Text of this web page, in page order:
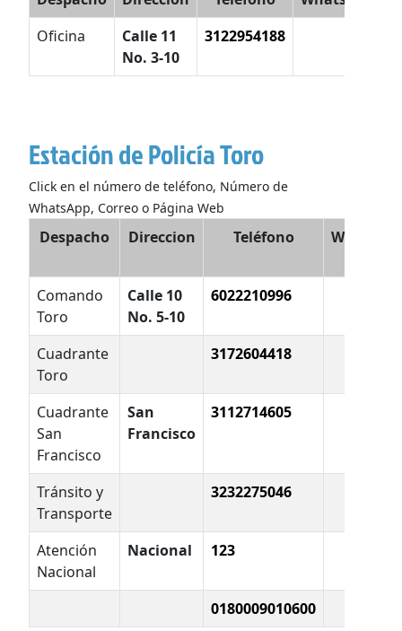
Oficina
Calle 11
No. 3-10
3122954188
Estación de Policía Toro
Click en el número de teléfono, Número de
WhatsApp, Correo o Página Web
Despacho Direccion Teléfono
Comando
Toro
Calle 10
No. 5-10
6022210996
Cuadrante
Toro
3172604418
Cuadrante
San
Francisco
San
Francisco
3112714605
Tránsito y
Transporte
3232275046
Atención
Nacional
Nacional 123
0180009010600